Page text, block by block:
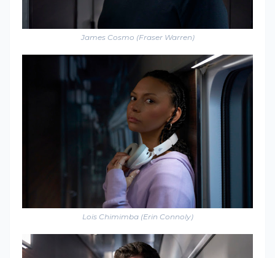
James Cosmo (Fraser Warren)
Lois Chimimba (Erin Connoly)